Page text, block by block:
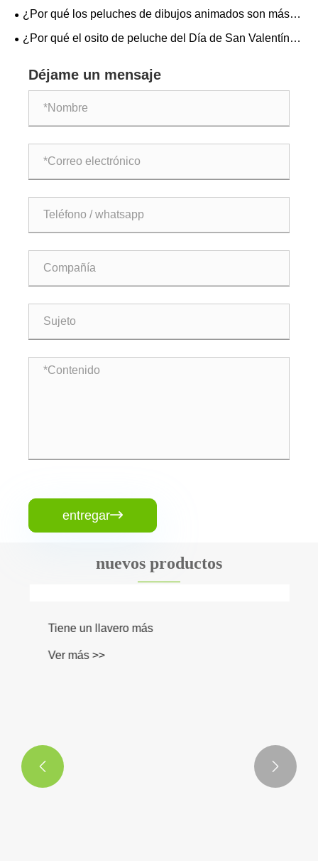
retención de la forma de los juguetes de peluche?
¿Por qué los peluches de dibujos animados son más
importantes en invierno?
¿Por qué el osito de peluche del Día de San Valentín
Déjame un mensaje
entregar
nuevos productos
 